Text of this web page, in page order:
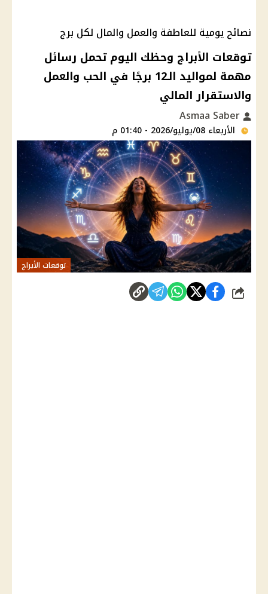
نصائح يومية للعاطفة والعمل والمال لكل برج
توقعات الأبراج وحظك اليوم تحمل رسائل
مهمة لمواليد الـ12 برجًا في الحب والعمل
والاستقرار المالي
الأربعاء 08/يوليو/2026 - 01:40 م
توقعات الأبراج
شارك